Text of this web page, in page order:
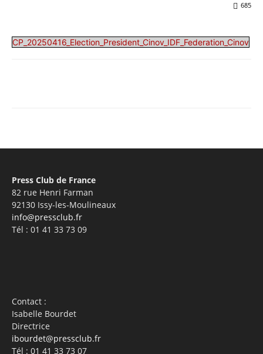
685
CP_20250416_Election_President_Cinov_IDF_Federation_Cinov
Press Club de France
82 rue Henri Farman
92130 Issy-les-Moulineaux
info@pressclub.fr
Tél : 01 41 33 73 09
Contact :
Isabelle Bourdet
Directrice
ibourdet@pressclub.fr
Tél : 01 41 33 73 07